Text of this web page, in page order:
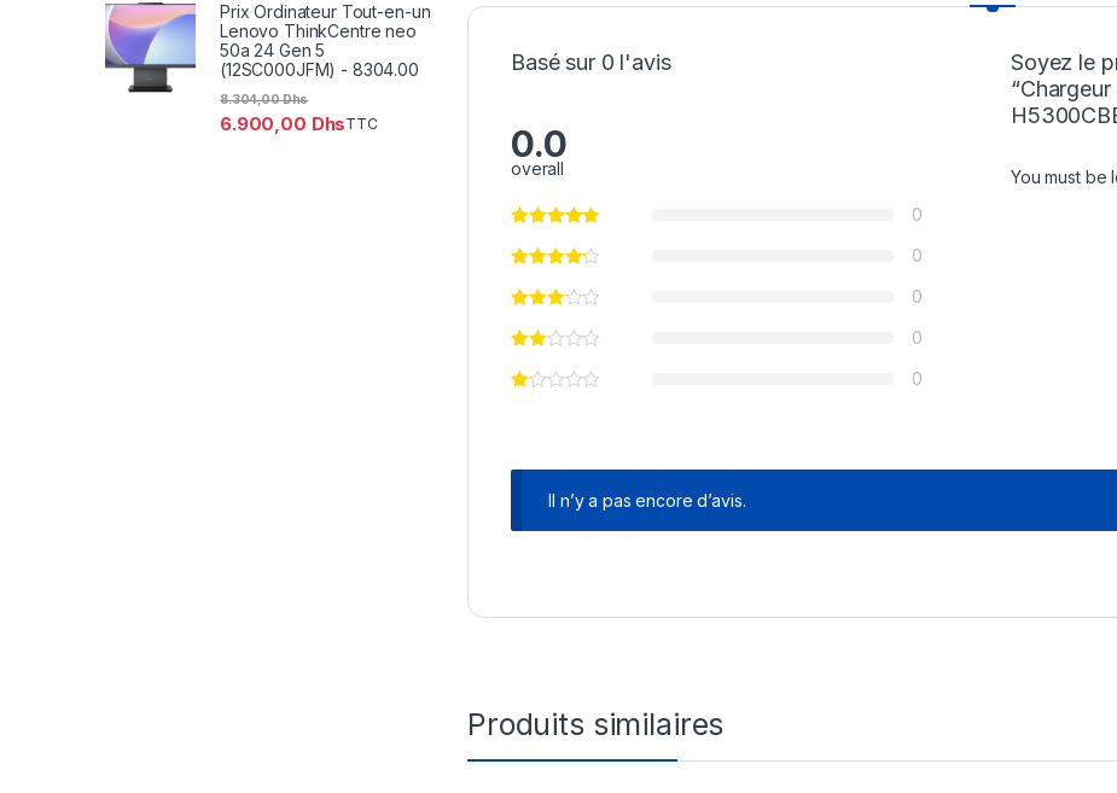
Basé sur 0 l'avis
0.0
overall
0
0
0
0
0
Soyez le
You must be
Il n’y a pas encore d’avis.
Produits similaires
Prix Ordinateur Tout-en-un
Lenovo ThinkCentre neo
50a 24 Gen 5
(12SC000JFM) - 8304.00
6.900,00 Dhs
8.304,00Dhs
TTC